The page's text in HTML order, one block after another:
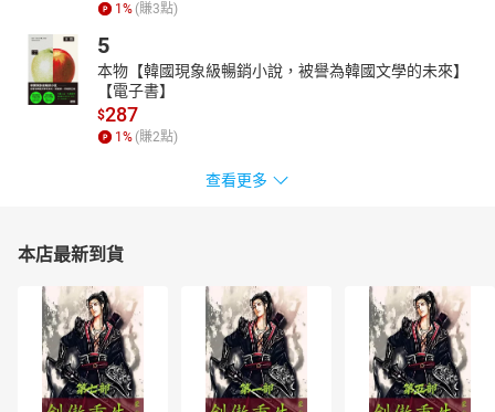
1 % (賺3點)
5
本物【韓國現象級暢銷小說，被譽為韓國文學的未來】
【電子書】
$287
1 % (賺2點)
查看更多
本店最新到貨